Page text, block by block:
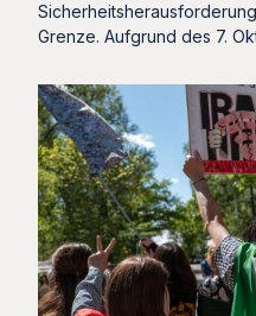
Grenze. Aufgrund des 7.